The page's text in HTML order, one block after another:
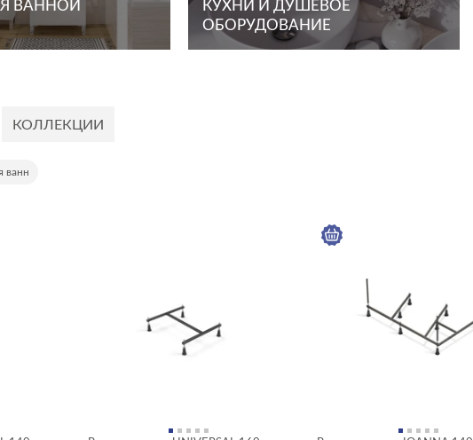
ВАННОЙ
КУХНИ И ДУШЕВОЕ
ОБОРУДОВАНИЕ
КОЛЛЕКЦИИ
ванн